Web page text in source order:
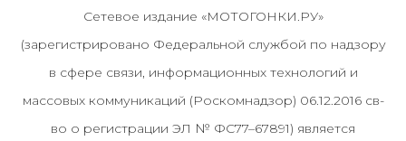
Сетевое издание «МОТОГОНКИ.РУ»
(зарегистрировано Федеральной службой по надзору
в сфере связи, информационных технологий и
массовых коммуникаций (Роскомнадзор) 06.12.2016 св-
во о регистрации ЭЛ № ФС77–67891) является